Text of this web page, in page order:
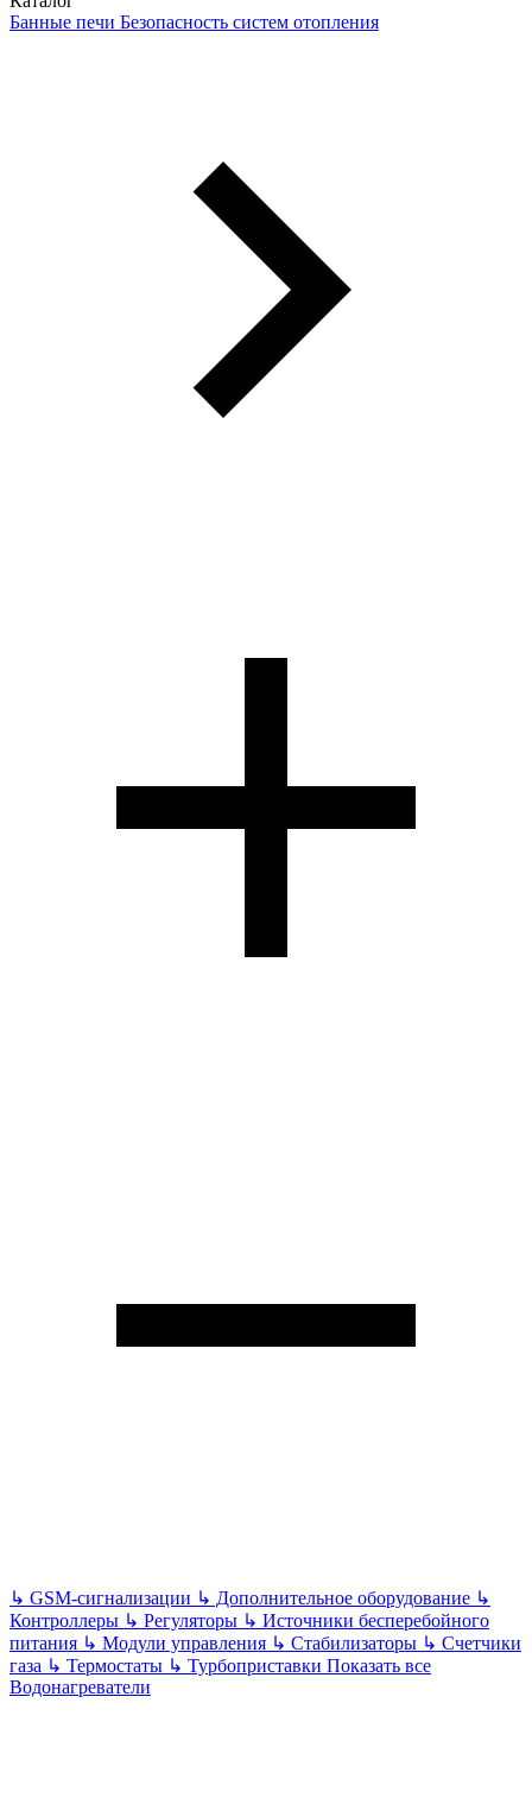
Банные печи Безопасность систем отопления
↳ GSM-сигнализации ↳ Дополнительное оборудование ↳
Контроллеры ↳ Регуляторы ↳ Источники бесперебойного
питания ↳ Модули управления ↳ Стабилизаторы ↳ Счетчики
газа ↳ Термостаты ↳ Турбоприставки Показать все
Водонагреватели